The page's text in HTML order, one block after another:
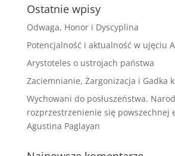
Ostatnie wpisy
Odwaga, Honor i Dyscyplina
Potencjalność i aktualność w ujęciu
Arystoteles o ustrojach państwa
Zaciemnianie, Żargonizacja i Gadka
Wychowani do posłuszeństwa.
rozprzestrzenienie się powszechnej
Agustina Paglayan